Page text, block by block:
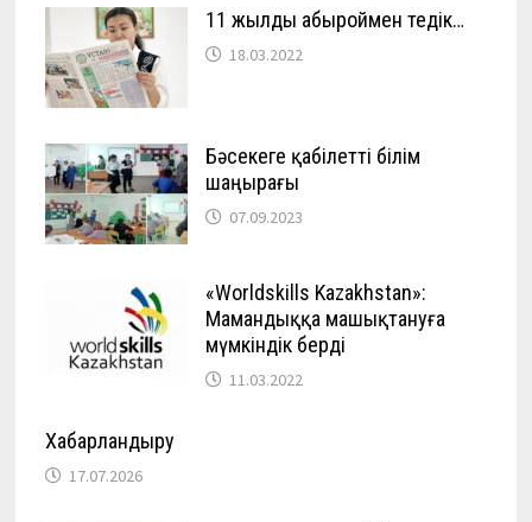
11 жылды абыроймен өтедік…
18.03.2022
Бәсекеге қабілетті білім
шаңырағы
07.09.2023
«Worldskills Kazakhstan»:
Мамандыққа машықтануға
мүмкіндік берді
11.03.2022
Хабарландыру
17.07.2026